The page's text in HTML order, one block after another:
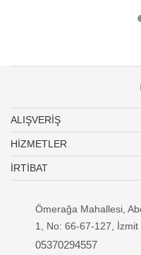
ALIŞVERİŞ
HİZMETLER
İRTİBAT
Ömerağa Mahallesi,
1, No: 66-67-127, İzmit
05370294557